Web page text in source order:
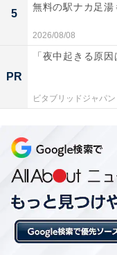
5
無料の駅ナカ足湯
2026/08/08
PR
「夜中起きる原
ビタブリッドジャパン